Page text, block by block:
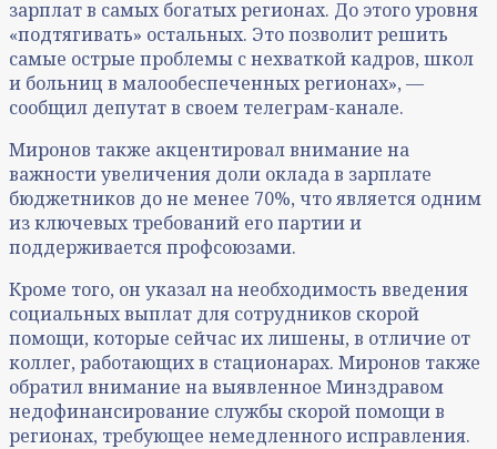
зарплат в самых богатых регионах. До этого уровня
«подтягивать» остальных. Это позволит решить
самые острые проблемы с нехваткой кадров, школ
и больниц в малообеспеченных регионах», —
сообщил депутат в своем телеграм-канале.
Миронов также акцентировал внимание на
важности увеличения доли оклада в зарплате
бюджетников до не менее 70%, что является одним
из ключевых требований его партии и
поддерживается профсоюзами.
Кроме того, он указал на необходимость введения
социальных выплат для сотрудников скорой
помощи, которые сейчас их лишены, в отличие от
коллег, работающих в стационарах. Миронов также
обратил внимание на выявленное Минздравом
недофинансирование службы скорой помощи в
регионах, требующее немедленного исправления.